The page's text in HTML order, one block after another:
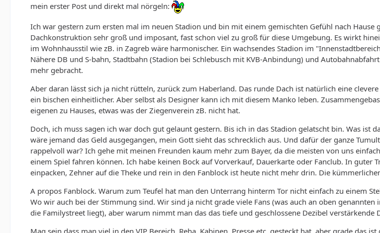
mein erster Post und direkt mal nörgeln:
Ich war gestern zum ersten mal im neuen Stadion und bin mit einem gemischten Gefühl nach
Dachkonstruktion sehr groß und imposant, fast schon viel zu groß für diese Umgebung. Es wirkt
im Wohnhausstil wie zB. in Zagreb wäre harmonischer. Ein wachsendes Stadion im
Nähere DB und S-bahn, Stadtbahn (Stadion bei Schlebusch mit KVB-Anbindung) und
mehr gebracht.
Aber daran lässt sich ja nicht rütteln, zurück zum Haberland. Das runde Dach ist natürlich eine
ein bischen einheitlicher. Aber selbst als Designer kann ich mit diesem Manko leben.
eigenen zu Hauses, etwas was der Ziegenverein zB. nicht hat.
Doch, ich muss sagen ich war doch gut gelaunt gestern. Bis ich in das Stadion gelatscht bin. Was ist
wäre jemand das Geld ausgegangen, mein Gott sieht das schrecklich aus. Und dafür der ganze
rappelvoll war? Ich gehe mit meinen Freunden kaum mehr zum Bayer, da die meisten von uns
einem Spiel fahren können. Ich habe keinen Bock auf Vorverkauf, Dauerkarte oder Fanclub. In guter
einpacken, Zehner auf die Theke und rein in den Fanblock ist heute nicht mehr drin. Die
A propos Fanblock. Warum zum Teufel hat man den Unterrang hinterm Tor nicht einfach zu einem
Wo wir auch bei der Stimmung sind. Wir sind ja nicht grade viele Fans (was auch an oben
die Familystreet liegt), aber warum nimmt man das das tiefe und geschlossene Dezibel
Mag sein dass man viel in den VIP Bereich, Reha, Kabinen, Presse etc. gesteckt hat, aber grade das